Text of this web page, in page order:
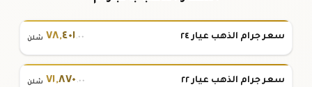
سعر جرام الذهب عيار ٢٤ ٧٨,٤٠١.٠٠ شلن
سعر جرام الذهب عيار ٢٢ ٧١,٨٧٠ .٠٠ شلن